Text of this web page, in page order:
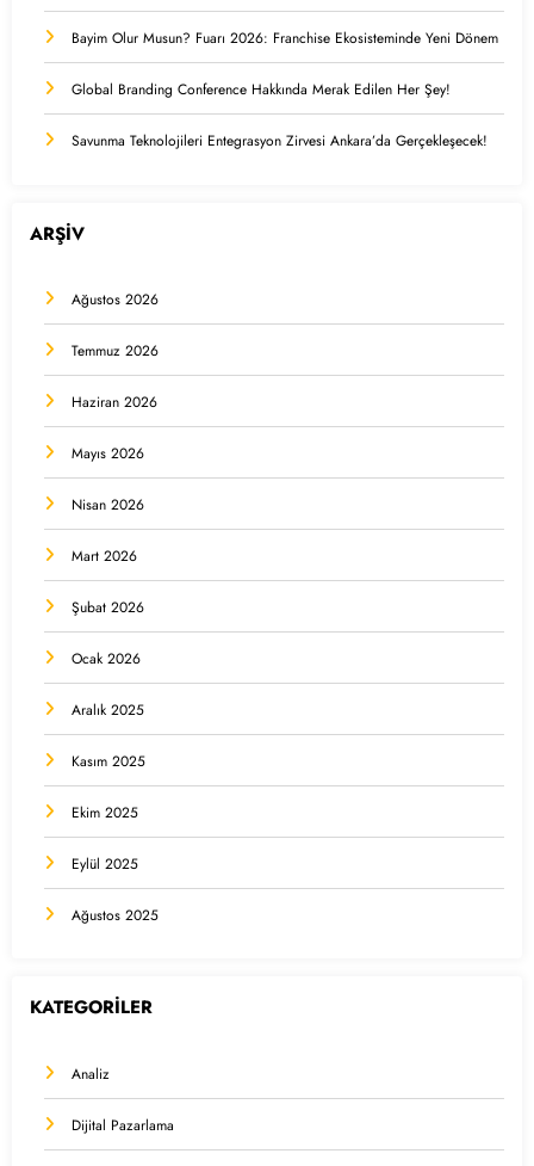
Bayim Olur Musun? Fuarı 2026: Franchise Ekosisteminde Yeni Dönem
Global Branding Conference Hakkında Merak Edilen Her Şey!
Savunma Teknolojileri Entegrasyon Zirvesi Ankara’da Gerçekleşecek!
ARŞİV
Ağustos 2026
Temmuz 2026
Haziran 2026
Mayıs 2026
Nisan 2026
Mart 2026
Şubat 2026
Ocak 2026
Aralık 2025
Kasım 2025
Ekim 2025
Eylül 2025
Ağustos 2025
KATEGORİLER
Analiz
Dijital Pazarlama